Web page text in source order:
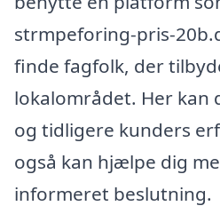
strmpeforing-pris-
finde fagfolk, der
lokalområdet. Her kan
og tidligere kunders
også kan hjælpe dig
informeret beslutning.